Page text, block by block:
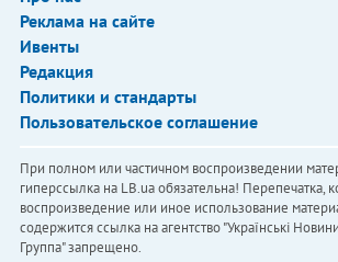
Реклама на сайте
Ивенты
Редакция
Политики и стандарты
Пользовательское соглашение
При полном или частичном воспроизведении
гиперссылка на LB.ua обязательна! Перепечатка,
воспроизведение или иное использование
содержится ссылка на агентство "Українськi
Группа" запрещено.